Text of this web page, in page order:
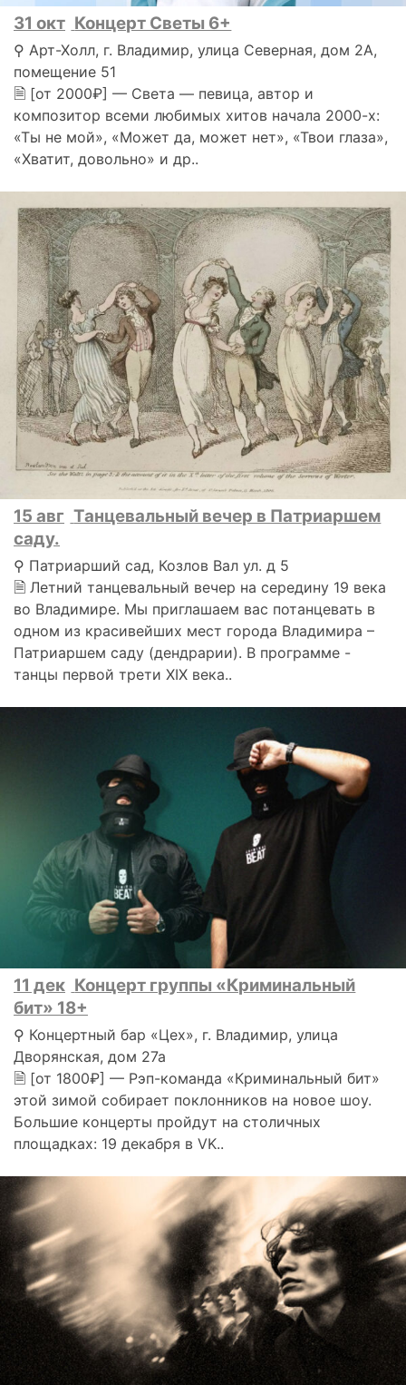
31 окт Концерт Светы 6+
⚲ Арт-Холл, г. Владимир, улица Северная, дом 2А,
помещение 51
🗎 [от 2000₽] — Света — певица, автор и
композитор всеми любимых хитов начала 2000-х:
«Ты не мой», «Может да, может нет», «Твои глаза»,
«Хватит, довольно» и др..
15 авг Танцевальный вечер в Патриаршем
саду.
⚲ Патриарший сад, Козлов Вал ул. д 5
🗎 Летний танцевальный вечер на середину 19 века
во Владимире. Мы приглашаем вас потанцевать в
одном из красивейших мест города Владимира –
Патриаршем саду (дендрарии). В программе -
танцы первой трети XIX века..
11 дек Концерт группы «Криминальный
бит» 18+
⚲ Концертный бар «Цех», г. Владимир, улица
Дворянская, дом 27а
🗎 [от 1800₽] — Рэп-команда «Криминальный бит»
этой зимой собирает поклонников на новое шоу.
Большие концерты пройдут на столичных
площадках: 19 декабря в VK..